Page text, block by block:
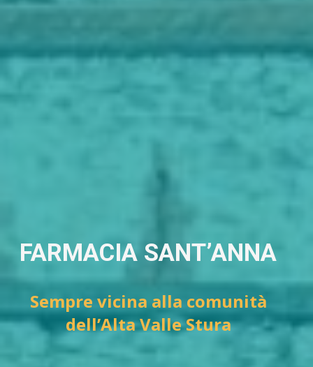
FARMACIA SANT’ANNA
Sempre vicina alla comunità
dell’Alta Valle Stura